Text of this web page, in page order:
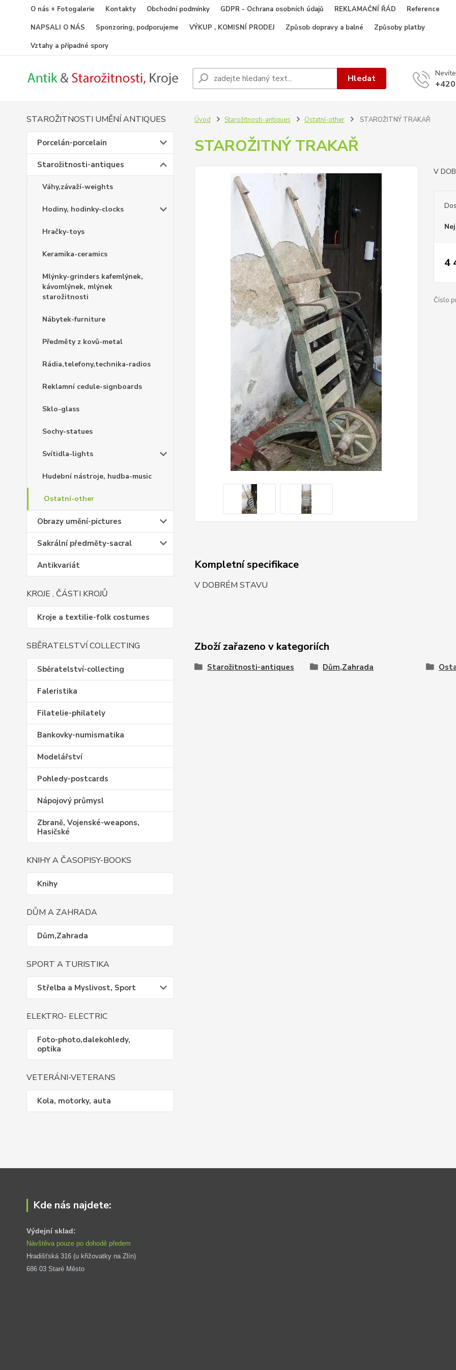
O nás + Fotogalerie Kontakty Obchodní podmínky GDPR - Ochrana osobních údajů REKLAMAČNÍ ŘÁD
Reference
NAPSALI O NÁS
Sponzoring, podporujeme VÝKUP , KOMISNÍ PRODEJ Způsob dopravy a balné
Způsoby platby
Vztahy a případné spory
Hledat
STAROŽITNOSTI UMĚNÍ ANTIQUES
Porcelán-porcelain
Starožitnosti-antiques
Váhy,závaží-weights
Hodiny, hodinky-clocks
Hračky-toys
Keramika-ceramics
Mlýnky-grinders kafemlýnek,
kávomlýnek, mlýnek
starožitnosti
Nábytek-furniture
Předměty z kovů-metal
Rádia,telefony,technika-radios
Reklamní cedule-signboards
Sklo-glass
Sochy-statues
Svítidla-lights
Hudební nástroje, hudba-music
Ostatní-other
Obrazy umění-pictures
Sakrální předměty-sacral
Antikvariát
KROJE , ČÁSTI KROJŮ
Kroje a textilie-folk costumes
SBĚRATELSTVÍ COLLECTING
Sběratelství-collecting
Faleristika
Filatelie-philately
Bankovky-numismatika
Modelářství
Pohledy-postcards
Nápojový průmysl
Zbraně, Vojenské-weapons,
Hasičské
KNIHY A ČASOPISY-BOOKS
Knihy
DŮM A ZAHRADA
Dům,Zahrada
SPORT A TURISTIKA
Střelba a Myslivost, Sport
ELEKTRO- ELECTRIC
Foto-photo,dalekohledy,
optika
VETERÁNI-VETERANS
Kola, motorky, auta
Úvod Starožitnosti-antiques Ostatní-other STAROŽITNÝ TRAKAŘ
STAROŽITNÝ TRAKAŘ
V
4
Číslo
Kompletní specifikace
V DOBRÉM STAVU
Zboží zařazeno v kategoriích
Starožitnosti-antiques Dům,Zahrada
Kde nás najdete:
Výdejní sklad:
Návštěva pouze po dohodě předem
Hradišťská 316 (u křižovatky na Zlín)
686 03 Staré Město